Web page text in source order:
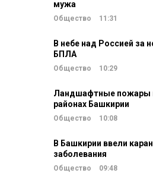
мужа
Общество 11:31
В небе над Россией за
БПЛА
Общество 10:29
Ландшафтные пожары
районах Башкирии
Общество 10:08
В Башкирии ввели
заболевания
Общество 09:48